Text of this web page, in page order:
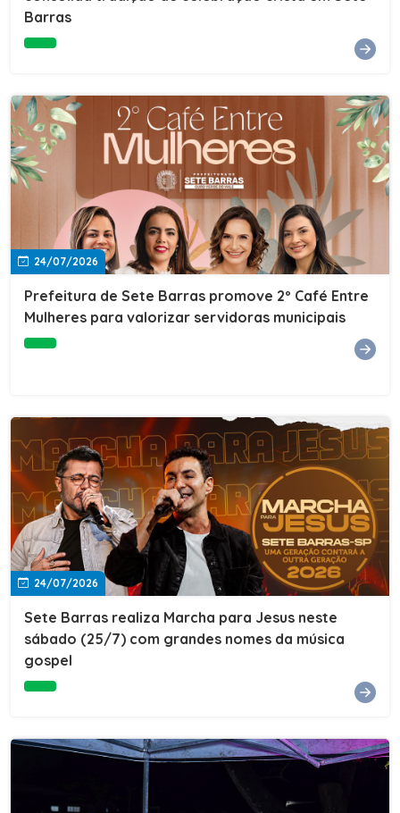
e do Instituto de Desenvolvimento Profissional
fundador da empresa Seu Consultor.Inscrições: FAÇA
AQUI
Barras
24/07/2026
Prefeitura de Sete Barras promove 2º Café Entre
Mulheres para valorizar servidoras municipais
24/07/2026
Sete Barras realiza Marcha para Jesus neste
sábado (25/7) com grandes nomes da música
gospel